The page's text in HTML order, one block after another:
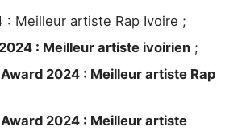
: Meilleur artiste Rap Ivoire ;
: Meilleur artiste ivoirien ;
2024 : Meilleur artiste Rap
2024 : Meilleur artiste